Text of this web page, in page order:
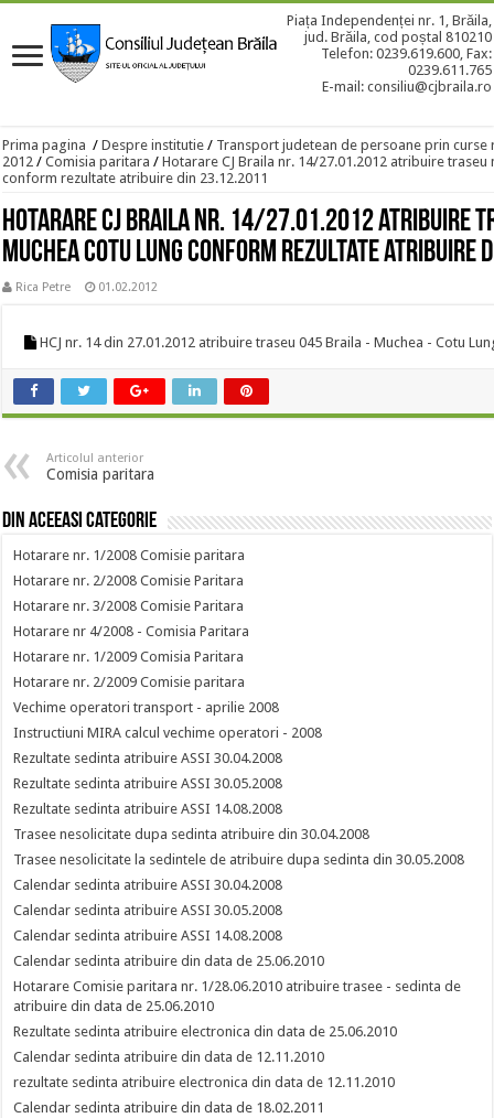
Piața Independenței nr. 1, Brăila,
jud. Brăila, cod poștal 810210
Telefon: 0239.619.600, Fax:
0239.611.765
E-mail: consiliu@cjbraila.ro
Prima pagina / Despre institutie / Transport judetean de persoane prin curse
2012 / Comisia paritara / Hotarare CJ Braila nr. 14/27.01.2012 atribuire traseu
conform rezultate atribuire din 23.12.2011
Hotarare CJ Braila nr. 14/27.01.2012 atribuire
Muchea Cotu Lung conform rezultate atribuire
Rica Petre 01.02.2012
HCJ nr. 14 din 27.01.2012 atribuire traseu 045 Braila - Muchea - Cotu
Articolul anterior
Comisia paritara
Din aceeasi categorie
Hotarare nr. 1/2008 Comisie paritara
Hotarare nr. 2/2008 Comisie Paritara
Hotarare nr. 3/2008 Comisie Paritara
Hotarare nr 4/2008 - Comisia Paritara
Hotarare nr. 1/2009 Comisia Paritara
Hotarare nr. 2/2009 Comisie paritara
Vechime operatori transport - aprilie 2008
Instructiuni MIRA calcul vechime operatori - 2008
Rezultate sedinta atribuire ASSI 30.04.2008
Rezultate sedinta atribuire ASSI 30.05.2008
Rezultate sedinta atribuire ASSI 14.08.2008
Trasee nesolicitate dupa sedinta atribuire din 30.04.2008
Trasee nesolicitate la sedintele de atribuire dupa sedinta din 30.05.2008
Calendar sedinta atribuire ASSI 30.04.2008
Calendar sedinta atribuire ASSI 30.05.2008
Calendar sedinta atribuire ASSI 14.08.2008
Calendar sedinta atribuire din data de 25.06.2010
Hotarare Comisie paritara nr. 1/28.06.2010 atribuire trasee - sedinta de
atribuire din data de 25.06.2010
Rezultate sedinta atribuire electronica din data de 25.06.2010
Calendar sedinta atribuire din data de 12.11.2010
rezultate sedinta atribuire electronica din data de 12.11.2010
Calendar sedinta atribuire din data de 18.02.2011